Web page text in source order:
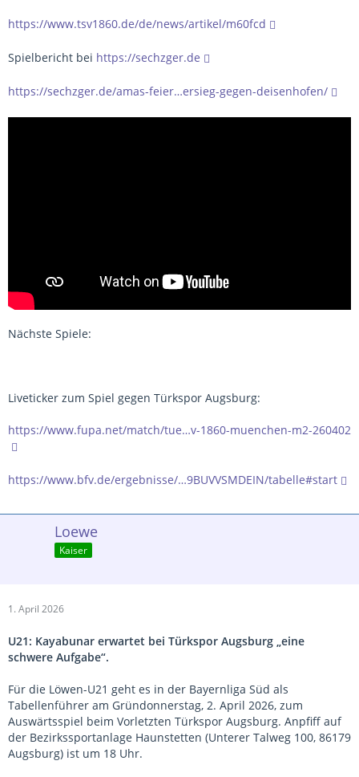
https://www.tsv1860.de/de/news/artikel/m60fcd
Spielbericht bei https://sechzger.de
https://sechzger.de/amas-feier…ersieg-gegen-deisenhofen/
Nächste Spiele:
Liveticker zum Spiel gegen Türkspor Augsburg:
https://www.fupa.net/match/tue…v-1860-muenchen-m2-260402
https://www.bfv.de/ergebnisse/…9BUVVSMDEIN/tabelle#start
Loewe
Kaiser
1. April 2026
U21: Kayabunar erwartet bei Türkspor Augsburg „eine
schwere Aufgabe“.
Für die Löwen-U21 geht es in der Bayernliga Süd als
Tabellenführer am Gründonnerstag, 2. April 2026, zum
Auswärtsspiel beim Vorletzten Türkspor Augsburg. Anpfiff auf
der Bezirkssportanlage Haunstetten (Unterer Talweg 100, 86179
Augsburg) ist um 18 Uhr.